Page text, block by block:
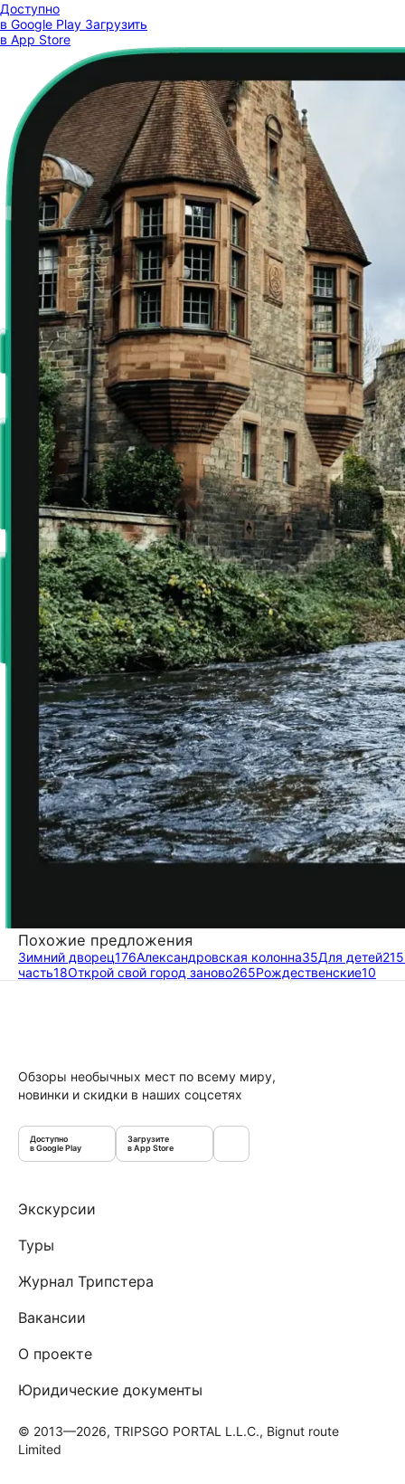
Доступно
в Google Play Загрузить
в App Store
Похожие предложения
Зимний дворец176Александровская колонна35Для детей215
часть18Открой свой город заново265Рождественские10
Обзоры необычных мест по всему миру,
новинки и скидки в наших соцсетях
Доступно
в Google Play
Загрузите
в App Store
Экскурсии
Туры
Журнал Трипстера
Вакансии
О проекте
Юридические документы
© 2013—2026, TRIPSGO PORTAL L.L.C., Bignut route
Limited